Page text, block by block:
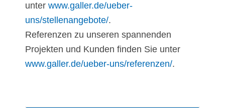
unter www.galler.de/ueber-
uns/stellenangebote/.
Referenzen zu unseren spannenden
Projekten und Kunden finden Sie unter
www.galler.de/ueber-uns/referenzen/.